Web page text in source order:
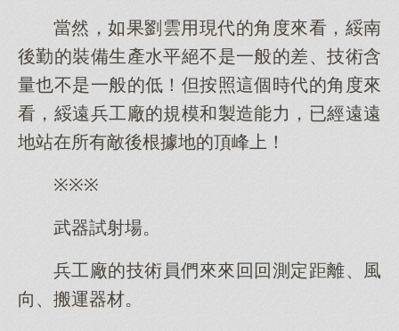
當然，如果劉雲用現代的角度來看，綏南
後勤的裝備生產水平絕不是一般的差、技術含
量也不是一般的低！但按照這個時代的角度來
看，綏遠兵工廠的規模和製造能力，已經遠遠
地站在所有敵後根據地的頂峰上！
※※※
武器試射場。
兵工廠的技術員們來來回回測定距離、風
向、搬運器材。